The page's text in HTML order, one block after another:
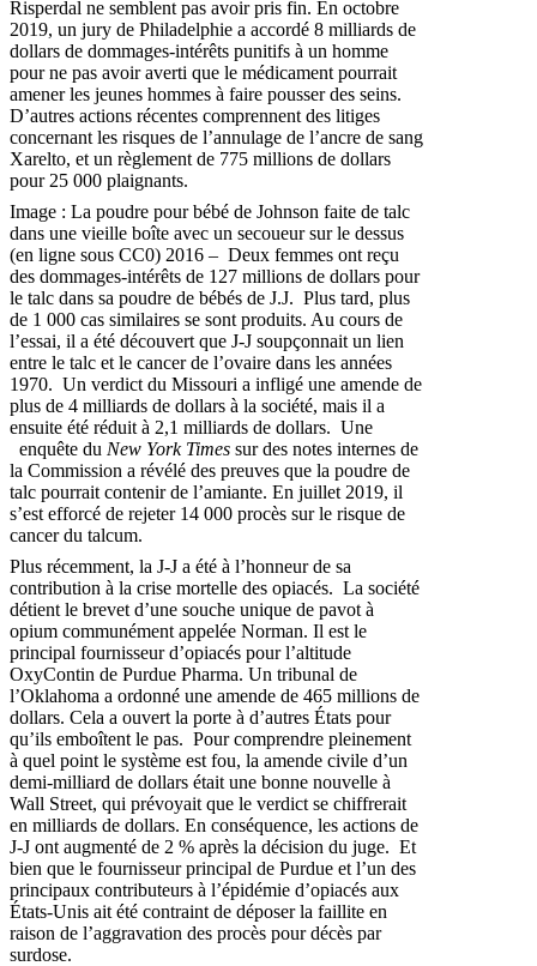
Risperdal ne semblent pas avoir pris fin. En octobre
2019, un jury de Philadelphie a accordé 8 milliards de
dollars de dommages-intérêts punitifs à un homme
pour ne pas avoir averti que le médicament pourrait
amener les jeunes hommes à faire pousser des seins.
D’autres actions récentes comprennent des litiges
concernant les risques de l’annulage de l’ancre de sang
Xarelto, et un règlement de 775 millions de dollars
pour 25 000 plaignants.
Image : La poudre pour bébé de Johnson faite de talc
dans une vieille boîte avec un secoueur sur le dessus
(en ligne sous CC0) 2016 – Deux femmes ont reçu
des dommages-intérêts de 127 millions de dollars pour
le talc dans sa poudre de bébés de J.J. Plus tard, plus
de 1 000 cas similaires se sont produits. Au cours de
l’essai, il a été découvert que J-J soupçonnait un lien
entre le talc et le cancer de l’ovaire dans les années
1970. Un verdict du Missouri a infligé une amende de
plus de 4 milliards de dollars à la société, mais il a
ensuite été réduit à 2,1 milliards de dollars. Une
enquête du New York Times sur des notes internes de
la Commission a révélé des preuves que la poudre de
talc pourrait contenir de l’amiante. En juillet 2019, il
s’est efforcé de rejeter 14 000 procès sur le risque de
cancer du talcum.
Plus récemment, la J-J a été à l’honneur de sa
contribution à la crise mortelle des opiacés. La société
détient le brevet d’une souche unique de pavot à
opium communément appelée Norman. Il est le
principal fournisseur d’opiacés pour l’altitude
OxyContin de Purdue Pharma. Un tribunal de
l’Oklahoma a ordonné une amende de 465 millions de
dollars. Cela a ouvert la porte à d’autres États pour
qu’ils emboîtent le pas. Pour comprendre pleinement
à quel point le système est fou, la amende civile d’un
demi-milliard de dollars était une bonne nouvelle à
Wall Street, qui prévoyait que le verdict se chiffrerait
en milliards de dollars. En conséquence, les actions de
J-J ont augmenté de 2 % après la décision du juge. Et
bien que le fournisseur principal de Purdue et l’un des
principaux contributeurs à l’épidémie d’opiacés aux
États-Unis ait été contraint de déposer la faillite en
raison de l’aggravation des procès pour décès par
surdose.